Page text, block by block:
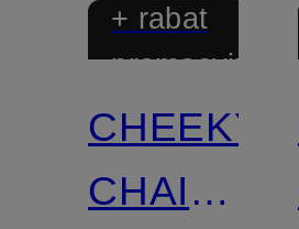
+ rabat
promocyjny
CHEEKY
CHAIN